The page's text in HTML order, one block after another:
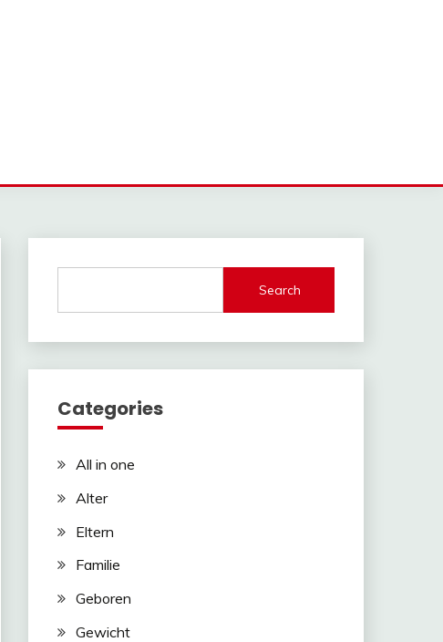
Search
Categories
All in one
Alter
Eltern
Familie
Geboren
Gewicht